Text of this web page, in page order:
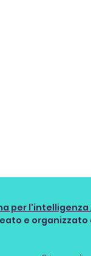
per l'intelligenza
e organizzato